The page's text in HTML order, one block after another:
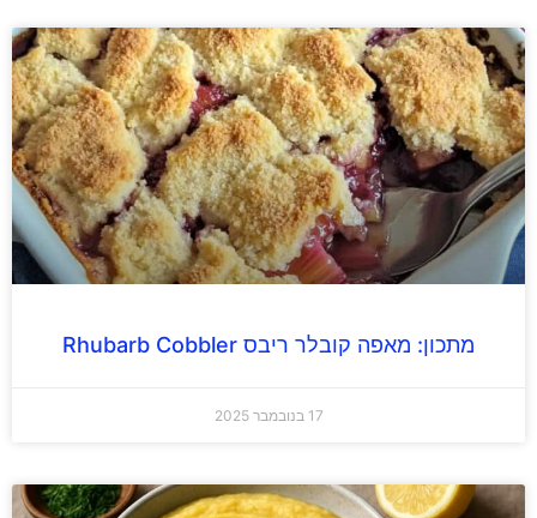
מתכון: מאפה קובלר ריבס Rhubarb Cobbler